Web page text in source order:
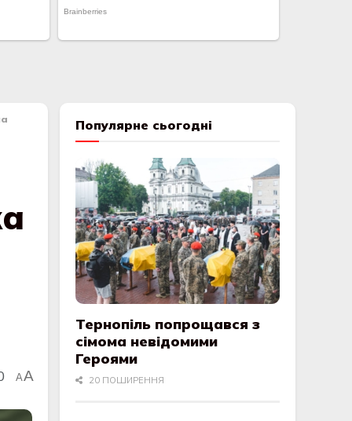
AA
Популярне сьогодні
Тернопіль попрощався з
сімома невідомими
Героями
20 ПОШИРЕННЯ